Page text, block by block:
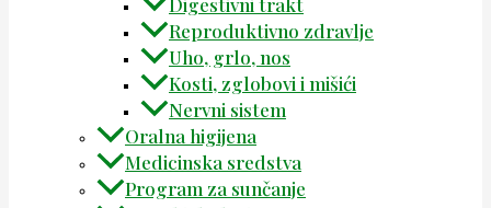
Reproduktivno zdravlje
Uho, grlo, nos
Kosti, zglobovi i mišići
Nervni sistem
Oralna higijena
Medicinska sredstva
Program za sunčanje